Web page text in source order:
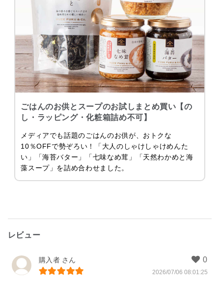
ごはんのお供とスープのお試しまとめ買い【の
し・ラッピング・化粧箱詰め不可】
メディアでも話題のごはんのお供が、おトクな
10％OFFで勢ぞろい！「大人のしゃけしゃけめんた
い」「海苔バター」「七味なめ茸」「天然わかめと海
藻スープ」を詰め合わせました。
レビュー
購入者
2026/07/06 08:01:25